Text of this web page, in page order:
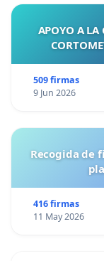
APOYO A LA
509 firmas
9 Jun 2026
Recogida de
416 firmas
11 May 2026